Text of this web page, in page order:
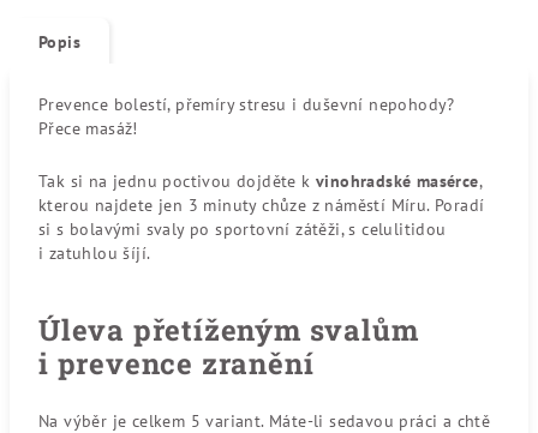
Popis
Prevence bolestí, přemíry stresu i duševní nepohody?
Přece masáž!
Tak si na jednu poctivou dojděte k vinohradské masérce,
kterou najdete jen 3 minuty chůze z náměstí Míru. Poradí
si s bolavými svaly po sportovní zátěži, s celulitidou
i zatuhlou šíjí.
Úleva přetíženým svalům
i prevence zranění
Na výběr je celkem 5 variant. Máte-li sedavou práci a chtě